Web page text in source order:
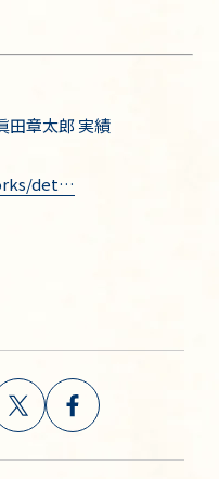
田章太郎 実績
det…